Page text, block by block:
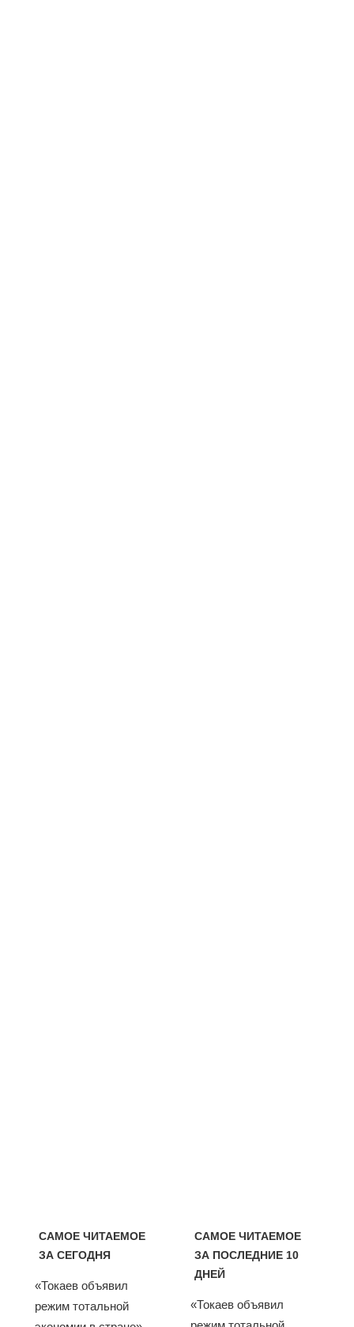
САМОЕ ЧИТАЕМОЕ
ЗА СЕГОДНЯ
«Токаев объявил
режим тотальной
САМОЕ ЧИТАЕМОЕ
ЗА ПОСЛЕДНИЕ 10
ДНЕЙ
«Токаев объявил